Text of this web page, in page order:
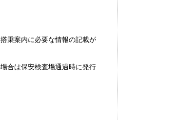
乗案内に必要な情報の記載が
合は保安検査場通過時に発行